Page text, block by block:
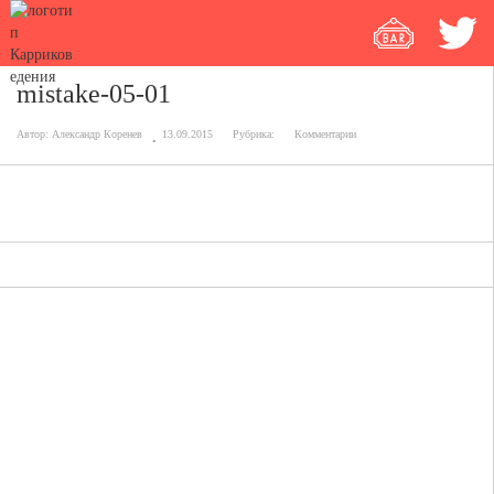
mistake-05-01
Автор: Александр Коренев 13.09.2015 Рубрика: Комментарии